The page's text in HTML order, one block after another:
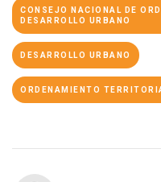
CONSEJO NACIONAL DE
DESARROLLO URBANO
DESARROLLO URBANO
ORDENAMIENTO